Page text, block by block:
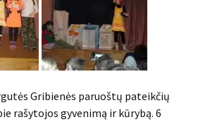
Gribienės paruoštų pateikčių
rašytojos gyvenimą ir kūrybą. 6